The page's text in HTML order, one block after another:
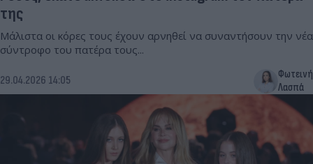
της
Μάλιστα οι κόρες τους έχουν αρνηθεί να συναντήσουν την νέα
σύντροφο του πατέρα τους...
29.04.2026 14:05
Φωτεινή
Λασπά